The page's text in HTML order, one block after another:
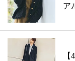
ア